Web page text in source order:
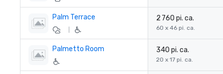
Palm Terrace 2 760 pi. ca.
60 x 46 pi. ca.
Palmetto Room 340 pi. ca.
20 x 17 pi. ca.